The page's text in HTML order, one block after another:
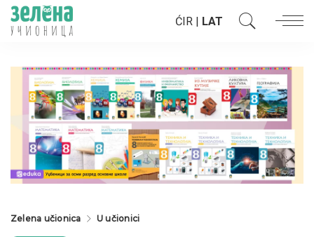
ĆIR | LAT
Zelena učionica U učionici